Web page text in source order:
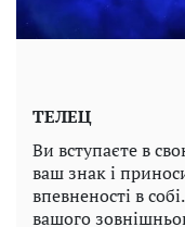
ТЕЛЕЦ
Ви вступаєте в
ваш знак і
впевненості в
вашого